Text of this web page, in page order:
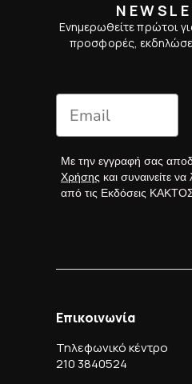
Ενημερωθείτε πρώτοι
προσφορές,
Με την εγγραφή σας
Χρήσης και συναινείτε
από τις Εκδόσεις
Επικοινωνία
Τηλεφωνικό κέντρο
210 3840524